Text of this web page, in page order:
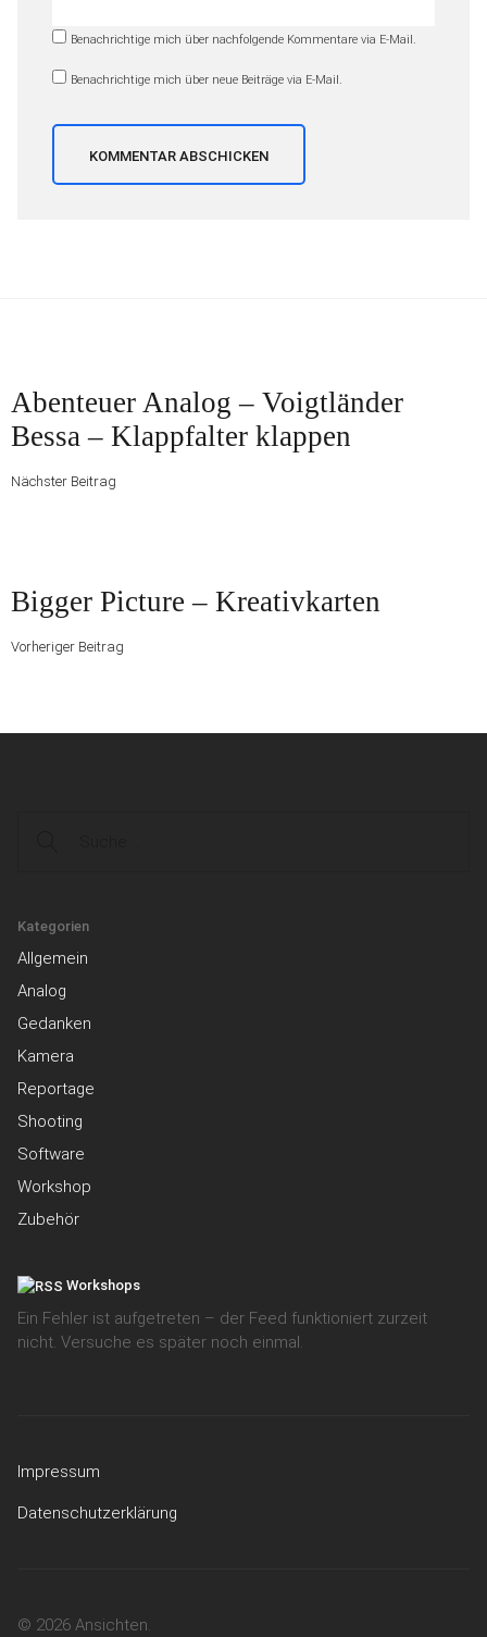
Benachrichtige mich über nachfolgende Kommentare via E-Mail.
Benachrichtige mich über neue Beiträge via E-Mail.
Nächster
Beitrag
Abenteuer Analog – Voigtländer
Bessa – Klappfalter klappen
Nächster Beitrag
Vorheriger
Beitrag
Bigger Picture – Kreativkarten
Vorheriger Beitrag
Kategorien
Allgemein
Analog
Gedanken
Kamera
Reportage
Shooting
Software
Workshop
Zubehör
Workshops
Ein Fehler ist aufgetreten – der Feed funktioniert zurzeit
nicht. Versuche es später noch einmal.
Impressum
Datenschutzerklärung
© 2026 Ansichten.